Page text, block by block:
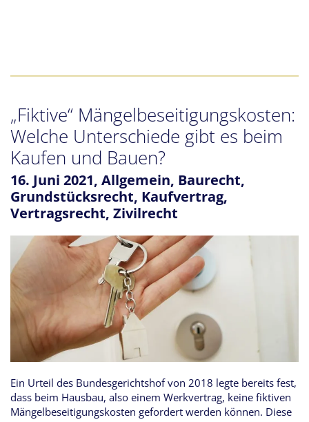
„Fiktive“ Mängelbeseitigungskosten:
Welche Unterschiede gibt es beim
Kaufen und Bauen?
16. Juni 2021, Allgemein, Baurecht,
Grundstücksrecht, Kaufvertrag,
Vertragsrecht, Zivilrecht
Ein Urteil des Bundesgerichtshof von 2018 legte bereits fest,
dass beim Hausbau, also einem Werkvertrag, keine fiktiven
Mängelbeseitigungskosten gefordert werden können. Diese